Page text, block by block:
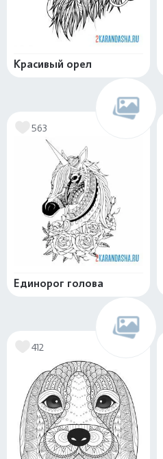
Красивый орел
563
Единорог голова
412